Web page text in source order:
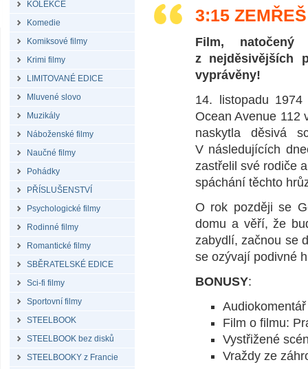
KOLEKCE
Komedie
Komiksové filmy
Krimi filmy
LIMITOVANÉ EDICE
Mluvené slovo
Muzikály
Náboženské filmy
Naučné filmy
Pohádky
PŘÍSLUŠENSTVÍ
Psychologické filmy
Rodinné filmy
Romantické filmy
SBĚRATELSKÉ EDICE
Sci-fi filmy
Sportovní filmy
STEELBOOK
STEELBOOK bez disků
STEELBOOKY z Francie
3:15
Film, natočený
z nejděsivějších
vyprávěny!
14. listopadu
Ocean Avenue 112
naskytla děsivá
V následujících
zastřelil své rodiče
spáchání těchto
O rok později se
domu a věří, že
zabydlí, začnou se
se ozývají podivné
BONUSY:
Film o filmu:
Vystřižené
Vraždy ze